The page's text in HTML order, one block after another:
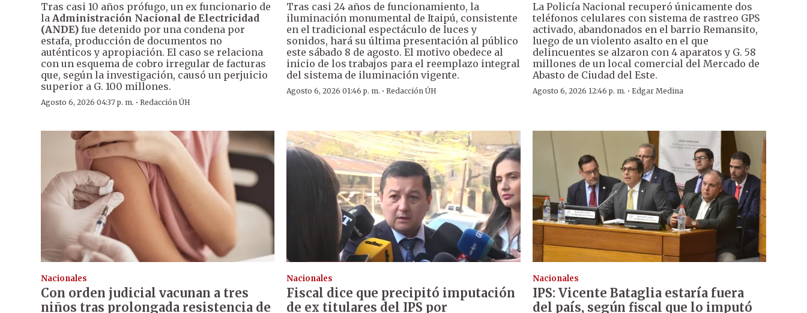
Tras casi 10 años prófugo, un ex funcionario de
la Administración Nacional de Electricidad
(ANDE) fue detenido por una condena por
estafa, producción de documentos no
auténticos y apropiación. El caso se relaciona
con un esquema de cobro irregular de facturas
que, según la investigación, causó un perjuicio
superior a G. 100 millones.
Agosto 6, 2026 04:37 p. m. · Redacción ÚH
Tras casi 24 años de funcionamiento, la
iluminación monumental de Itaipú, consistente
en el tradicional espectáculo de luces y
sonidos, hará su última presentación al público
este sábado 8 de agosto. El motivo obedece al
inicio de los trabajos para el reemplazo integral
del sistema de iluminación vigente.
Agosto 6, 2026 01:46 p. m. ·Redacción ÚH
La Policía Nacional recuperó únicamente dos
teléfonos celulares con sistema de rastreo GPS
activado, abandonados en el barrio Remansito,
luego de un violento asalto en el que
delincuentes se alzaron con 4 aparatos y G. 58
millones de un local comercial del Mercado de
Abasto de Ciudad del Este.
Agosto 6, 2026 12:46 p. m. · Edgar Medina
Nacionales
Con orden judicial vacunan a tres
niños tras prolongada resistencia de
Nacionales
Fiscal dice que precipitó imputación
de ex titulares del IPS por
Nacionales
IPS: Vicente Bataglia estaría fuera
del país, según fiscal que lo imputó